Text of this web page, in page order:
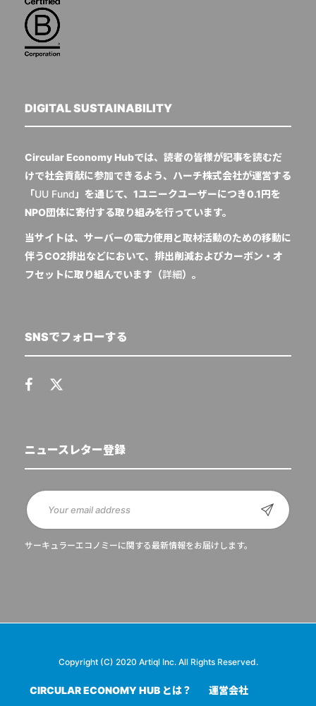
DIGITAL SUSTAINABILITY
Circular Economy Hubでは、読者の皆様が記事を読むだ
けで社会貢献に参加できるよう、ハーチ株式会社が運営する
「UU Fund 」を通じて、1ユニークユーザーにつき0.1円を
NPO団体に寄付する取り組みを行っています。
当サイトは、サーバーの電力使用と取材活動のための移動に
伴うCO2排出などにおいて、排出削減およびカーボン・オ
フセットに取り組んでいます（詳細）。
SNSでフォローする
ニュースレター登録
サーキュラーエコノミーに関する最新情報をお届けします。
Copyright (C) 2020 Artiql Inc. All Rights Reserved.
CIRCULAR ECONOMY HUB とは？ 運営会社